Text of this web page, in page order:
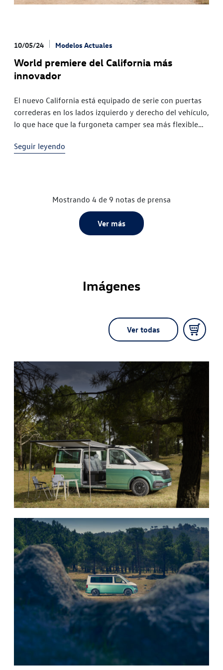
diseño del habitáculo, nuevo sistema de
Caddy eHybrid (híbrido enchufable) y de la nueva
trasero variable
10/05/24 Modelos Actuales
World premiere del California más
innovador
El nuevo California está equipado de serie con puertas
correderas en los lados izquierdo y derecho del vehículo,
lo que hace que la furgoneta camper sea más flexible
Vehículos Comerciales que se ofrecerá con propulsión
equipamiento de serie: Beach, Beach Tour, Beach
la camper pueden controlarse mediante una pantalla en
el habitáculo, el sistema de infoentretenimiento del
Seguir leyendo
Mostrando 4 de 9 notas de prensa
Ver más
Imágenes
Ver todas